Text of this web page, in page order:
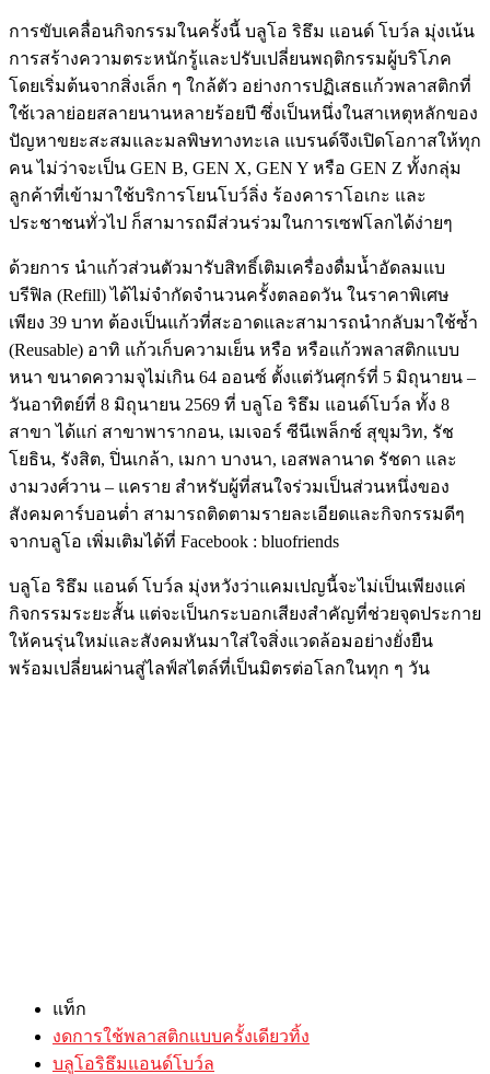
การขับเคลื่อนกิจกรรมในครั้งนี้ บลูโอ ริธึม แอนด์ โบว์ล มุ่งเน้น
การสร้างความตระหนักรู้และปรับเปลี่ยนพฤติกรรมผู้บริโภค
โดยเริ่มต้นจากสิ่งเล็ก ๆ ใกล้ตัว อย่างการปฏิเสธแก้วพลาสติกที่
ใช้เวลาย่อยสลายนานหลายร้อยปี ซึ่งเป็นหนึ่งในสาเหตุหลักของ
ปัญหาขยะสะสมและมลพิษทางทะเล แบรนด์จึงเปิดโอกาสให้ทุก
คน ไม่ว่าจะเป็น GEN B, GEN X, GEN Y หรือ GEN Z ทั้งกลุ่ม
ลูกค้าที่เข้ามาใช้บริการโยนโบว์ลิ่ง ร้องคาราโอเกะ และ
ประชาชนทั่วไป ก็สามารถมีส่วนร่วมในการเซฟโลกได้ง่ายๆ
ด้วยการ นำแก้วส่วนตัวมารับสิทธิ์เติมเครื่องดื่มน้ำอัดลมแบ
บรีฟิล (Refill) ได้ไม่จำกัดจำนวนครั้งตลอดวัน ในราคาพิเศษ
เพียง 39 บาท ต้องเป็นแก้วที่สะอาดและสามารถนำกลับมาใช้ซ้ำ
(Reusable) อาทิ แก้วเก็บความเย็น หรือ หรือแก้วพลาสติกแบบ
หนา ขนาดความจุไม่เกิน 64 ออนซ์ ตั้งแต่วันศุกร์ที่ 5 มิถุนายน –
วันอาทิตย์ที่ 8 มิถุนายน 2569 ที่ บลูโอ ริธึม แอนด์โบว์ล ทั้ง 8
สาขา ได้แก่ สาขาพารากอน, เมเจอร์ ซีนีเพล็กซ์ สุขุมวิท, รัช
โยธิน, รังสิต, ปิ่นเกล้า, เมกา บางนา, เอสพลานาด รัชดา และ
งามวงศ์วาน – แคราย สำหรับผู้ที่สนใจร่วมเป็นส่วนหนึ่งของ
สังคมคาร์บอนต่ำ สามารถติดตามรายละเอียดและกิจกรรมดีๆ
จากบลูโอ เพิ่มเติมได้ที่ Facebook : bluofriends
บลูโอ ริธึม แอนด์ โบว์ล มุ่งหวังว่าแคมเปญนี้จะไม่เป็นเพียงแค่
กิจกรรมระยะสั้น แต่จะเป็นกระบอกเสียงสำคัญที่ช่วยจุดประกาย
ให้คนรุ่นใหม่และสังคมหันมาใส่ใจสิ่งแวดล้อมอย่างยั่งยืน
พร้อมเปลี่ยนผ่านสู่ไลฟ์สไตล์ที่เป็นมิตรต่อโลกในทุก ๆ วัน
แท็ก
งดการใช้พลาสติกแบบครั้งเดียวทิ้ง
บลูโอริธึมแอนด์โบว์ล